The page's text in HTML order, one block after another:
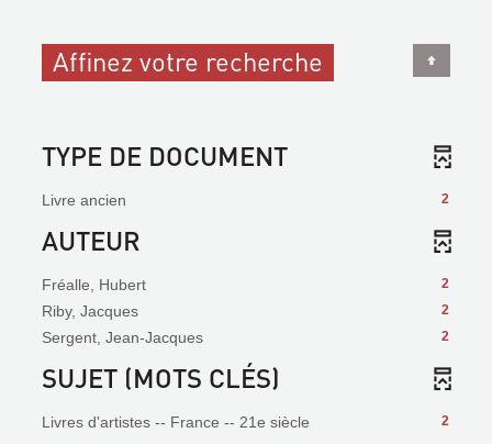
Affinez votre recherche
TYPE DE DOCUMENT
2
Livre ancien
AUTEUR
2
Fréalle, Hubert
2
Riby, Jacques
2
Sergent, Jean-Jacques
SUJET (MOTS CLÉS)
2
Livres d'artistes -- France -- 21e siècle